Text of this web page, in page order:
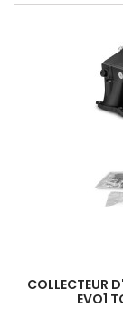
COLLECTEUR
EVO1